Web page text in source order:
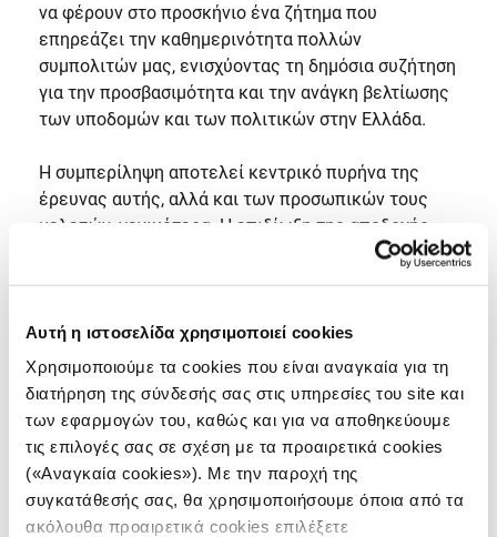
Αυτή η ιστοσελίδα χρησιμοποιεί cookies
Χρησιμοποιούμε τα cookies που είναι αναγκαία για τη
διατήρηση της σύνδεσής σας στις υπηρεσίες του site και
των εφαρμογών του, καθώς και για να αποθηκεύουμε
τις επιλογές σας σε σχέση με τα προαιρετικά cookies
(«Αναγκαία cookies»). Με την παροχή της
συγκατάθεσής σας, θα χρησιμοποιήσουμε όποια από τα
ακόλουθα προαιρετικά cookies επιλέξετε
να φέρουν στο προσκήνιο ένα ζήτημα που
επηρεάζει την καθημερινότητα πολλών
συμπολιτών μας, ενισχύοντας τη δημόσια συζήτηση
για την προσβασιμότητα και την ανάγκη βελτίωσης
των υποδομών και των πολιτικών στην Ελλάδα.
Η συμπερίληψη αποτελεί κεντρικό πυρήνα της
έρευνας αυτής, αλλά και των προσωπικών τους
μελετών, γενικότερα. Η επιδίωξη της αποδοχής,
της ισοτιμίας, της κατανόησης και της αξίας της
ελληνικής κοινότητας.
Δείτε το βίντεο μικρής διάρκειας στους
ακόλουθους συνδέσμους: Xronos-
kozanis.gr ,Empros.gr
ΜΙΚΡΟΥ ΜΗΚΟΥΣ